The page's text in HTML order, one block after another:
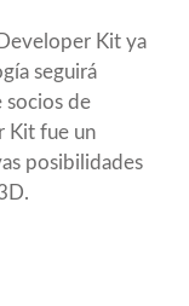
Kit ya
seguirá
socios de
Kit fue un
posibilidades